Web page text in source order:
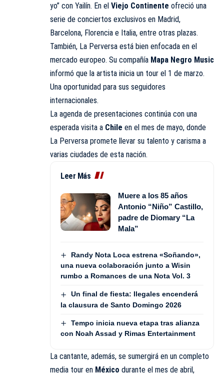
yo” con Yailín. En el Viejo Continente ofreció una
serie de conciertos exclusivos en Madrid,
Barcelona, Florencia e Italia, entre otras plazas.
También, La Perversa está bien enfocada en el
mercado europeo. Su compañía Mapa Negro Music
informó que la artista inicia un tour el 1 de marzo.
Una oportunidad para sus seguidores
internacionales.
La agenda de presentaciones continúa con una
esperada visita a Chile en el mes de mayo, donde
La Perversa promete llevar su talento y carisma a
varias ciudades de esta nación.
Leer Más
Muere a los 85 años
Antonio “Niño” Castillo,
padre de Diomary “La
Mala”
Randy Nota Loca estrena «Soñando»,
una nueva colaboración junto a Wisin
rumbo a Romances de una Nota Vol. 3
Un final de fiesta: Ilegales encenderá
la clausura de Santo Domingo 2026
Tempo inicia nueva etapa tras alianza
con Noah Assad y Rimas Entertainment
La cantante, además, se sumergirá en un completo
media tour en México durante el mes de abril,